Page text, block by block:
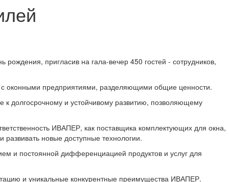
пригласив на гала-вечер 450 гостей - сотрудников,
с оконными предприятиями, разделяющими общие ценности.
долгосрочному и устойчивому развитию, позволяющему
ИВАПЕР, как поставщика комплектующих для окна,
новые доступные технологии.
и постоянной дифференциацией продуктов и услуг для
и уникальные конкурентные преимущества ИВАПЕР.